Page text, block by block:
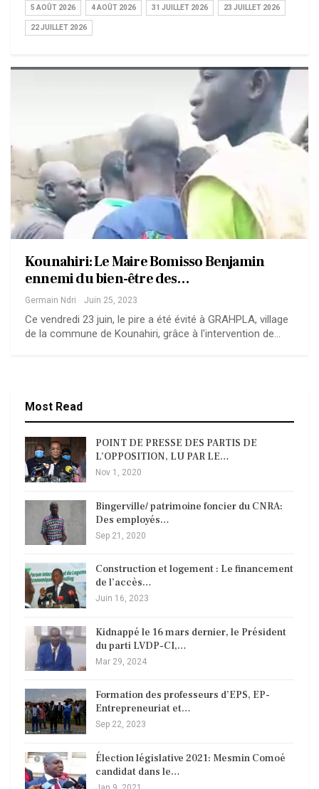
5 AOÛT 2026 4 AOÛT 2026 31 JUILLET 2026 23 JUILLET 2026
22 JUILLET 2026
Kounahiri: Le Maire Bomisso Benjamin
ennemi du bien-être des…
Germain Ndri Juin 25, 2023
Ce vendredi 23 juin, le pire a été évité à GRAHPLA, village
de la commune de Kounahiri, grâce à l'intervention de…
Most Read
POINT DE PRESSE DES PARTIS DE
L’OPPOSITION, LU PAR LE…
Nov 1, 2020
Bingerville/ patrimoine foncier du CNRA:
Des employés…
Sep 21, 2020
Construction et logement : Le financement
de l’accès…
Juin 16, 2023
Kidnappé le 16 mars dernier, le Président
du parti LVDP-CI,…
Mar 29, 2024
Formation des professeurs d’EPS, EP-
Entrepreneuriat et…
Sep 22, 2023
Élection législative 2021: Mesmin Comoé
candidat dans le…